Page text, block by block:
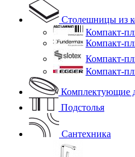
Столешницы из
Компакт-
Компакт-
Компакт-
Компакт-
Комплектующие
Подстолья
Сантехника